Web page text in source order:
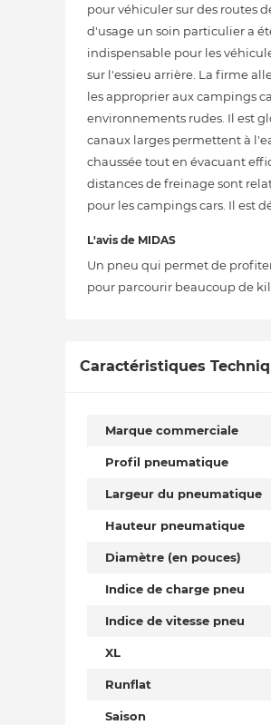
pour véhiculer sur des routes
d'usage un soin particulier a
indispensable pour les
sur l'essieu arrière. La firme
les approprier aux campings
environnements rudes. Il est
canaux larges permettent à
chaussée tout en évacuant
distances de freinage sont
pour les campings cars. Il est
L'avis de MIDAS
Un pneu qui permet de
pour parcourir beaucoup de
Caractéristiques
Marque commerciale
Profil pneumatique
Largeur du pneumatique
Hauteur pneumatique
Diamètre (en pouces)
Indice de charge pneu
Indice de vitesse pneu
XL
Runflat
Saison